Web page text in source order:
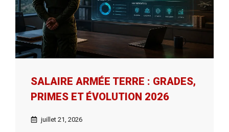
SALAIRE ARMÉE TERRE : GRADES,
PRIMES ET ÉVOLUTION 2026
juillet 21, 2026